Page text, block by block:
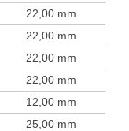
22,00 mm
22,00 mm
22,00 mm
22,00 mm
12,00 mm
25,00 mm